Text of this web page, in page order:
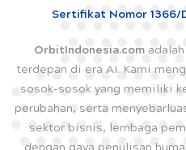
Sertifikat Nomor 1366/
OrbitIndonesia.com
terdepan di era AI. Kami
sosok-sosok yang memiliki
perubahan, serta
sektor bisnis, lembaga